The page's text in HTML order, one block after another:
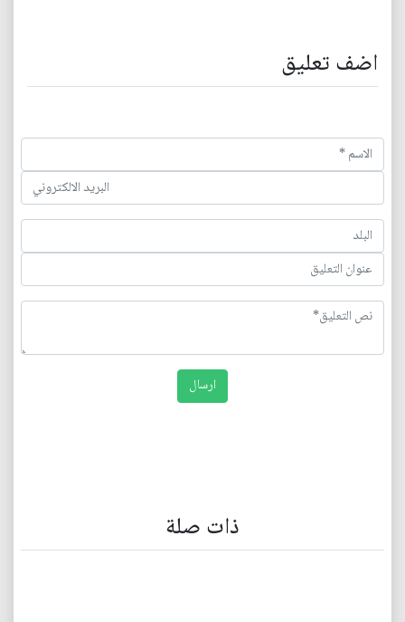
اضف تعليق
ذات صلة